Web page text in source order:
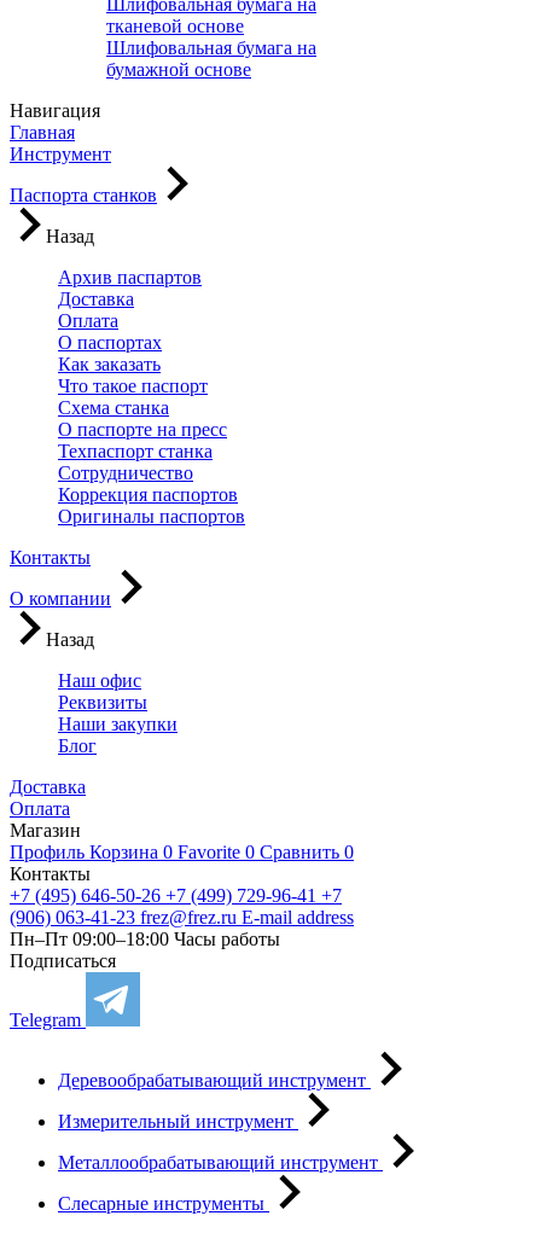
Шлифовальная бумага на
тканевой основе
Шлифовальная бумага на
бумажной основе
Навигация
Главная
Инструмент
Паспорта станков
Назад
Архив паспартов
Доставка
Оплата
О паспортах
Как заказать
Что такое паспорт
Схема станка
О паспорте на пресс
Техпаспорт станка
Сотрудничество
Коррекция паспортов
Оригиналы паспортов
Контакты
О компании
Назад
Наш офис
Реквизиты
Наши закупки
Блог
Доставка
Оплата
Магазин
Профиль Корзина 0 Favorite 0 Сравнить 0
Контакты
+7 (495) 646-50-26 +7 (499) 729-96-41 +7
(906) 063-41-23 frez@frez.ru E-mail address
Пн–Пт 09:00–18:00 Часы работы
Подписаться
Telegram
Деревообрабатывающий инструмент
Измерительный инструмент
Металлообрабатывающий инструмент
Слесарные инструменты